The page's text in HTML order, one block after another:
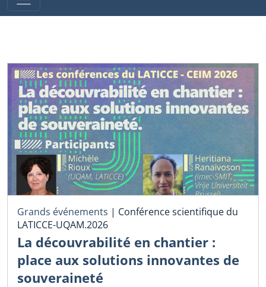
Grands événements | Conférence scientifique du
LATICCE-UQAM.2026
La découvrabilité en chantier :
place aux solutions innovantes de
souveraineté